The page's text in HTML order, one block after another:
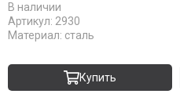
В наличии
Артикул: 2930
Материал: сталь
Купить